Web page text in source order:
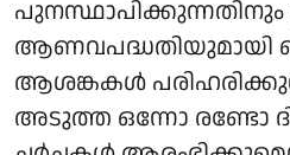
പുനസ്ഥാപിക്കുന്നതിനും
ആണവപദ്ധതിയുമായി
ആശങ്കകള്‍
അടുത്ത ഒന്നോ രണ്ടോ